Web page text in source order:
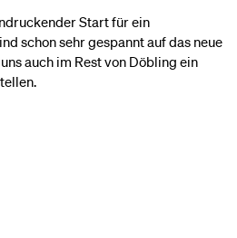
Start für ein
schon sehr gespannt auf das neue
auch im Rest von Döbling ein